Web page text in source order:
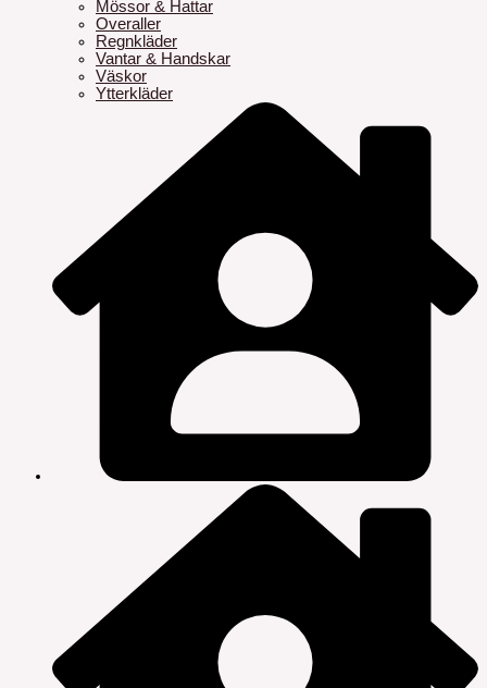
Mössor & Hattar
Overaller
Regnkläder
Vantar & Handskar
Väskor
Ytterkläder